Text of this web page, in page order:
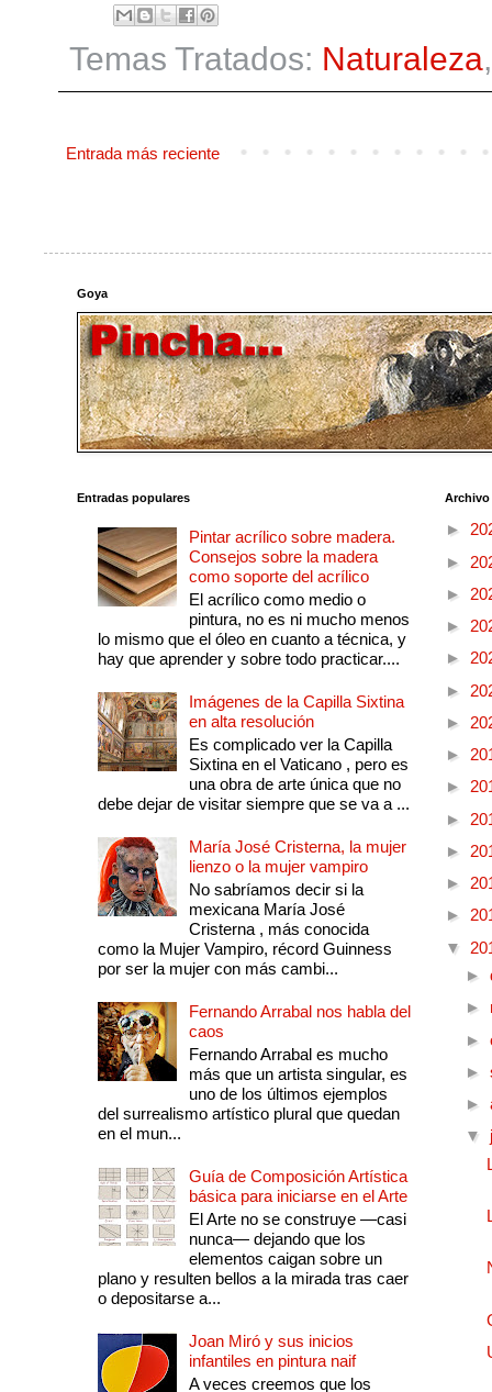
Temas Tratados: Naturaleza
Entrada más reciente
Goya
Entradas populares
Pintar acrílico sobre madera.
Consejos sobre la madera
como soporte del acrílico
El acrílico como medio o
pintura, no es ni mucho menos
lo mismo que el óleo en cuanto a técnica, y
hay que aprender y sobre todo practicar....
Imágenes de la Capilla Sixtina
en alta resolución
Es complicado ver la Capilla
Sixtina en el Vaticano , pero es
una obra de arte única que no
debe dejar de visitar siempre que se va a ...
María José Cristerna, la mujer
lienzo o la mujer vampiro
No sabríamos decir si la
mexicana María José
Cristerna , más conocida
como la Mujer Vampiro, récord Guinness
por ser la mujer con más cambi...
Fernando Arrabal nos habla del
caos
Fernando Arrabal es mucho
más que un artista singular, es
uno de los últimos ejemplos
del surrealismo artístico plural que quedan
en el mun...
Guía de Composición Artística
básica para iniciarse en el Arte
El Arte no se construye —casi
nunca— dejando que los
elementos caigan sobre un
plano y resulten bellos a la mirada tras caer
o depositarse a...
Joan Miró y sus inicios
infantiles en pintura naif
A veces creemos que los
►
►
►
►
►
►
►
►
►
►
►
►
►
▼
►
►
►
►
►
▼